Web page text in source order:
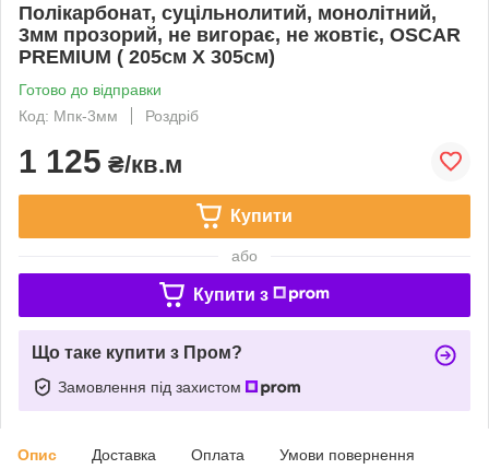
Полікарбонат, суцільнолитий, монолітний,
3мм прозорий, не вигорає, не жовтіє, OSCAR
PREMIUM ( 205см Х 305см)
Готово до відправки
Код: Мпк-3мм
Роздріб
1 125 ₴/кв.м
Купити
або
Купити з
Що таке купити з Пром?
Замовлення під захистом
Опис Доставка Оплата Умови повернення